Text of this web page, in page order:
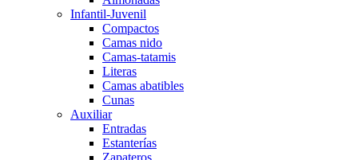
Infantil-Juvenil
Compactos
Camas nido
Camas-tatamis
Literas
Camas abatibles
Cunas
Auxiliar
Entradas
Estanterías
Zapateros